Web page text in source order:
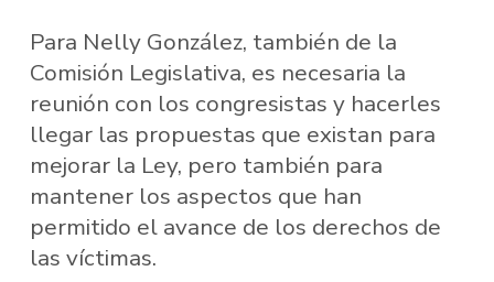
Para Nelly González, también de la
Comisión Legislativa, es necesaria la
reunión con los congresistas y hacerles
llegar las propuestas que existan para
mejorar la Ley, pero también para
mantener los aspectos que han
permitido el avance de los derechos de
las víctimas.